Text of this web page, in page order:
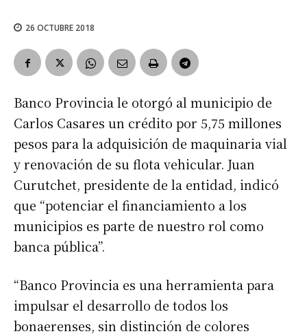
26 OCTUBRE 2018
Banco Provincia le otorgó al municipio de
Carlos Casares un crédito por 5,75 millones
pesos para la adquisición de maquinaria vial
y renovación de su flota vehicular. Juan
Curutchet, presidente de la entidad, indicó
que “potenciar el financiamiento a los
municipios es parte de nuestro rol como
banca pública”.
“Banco Provincia es una herramienta para
impulsar el desarrollo de todos los
bonaerenses, sin distinción de colores